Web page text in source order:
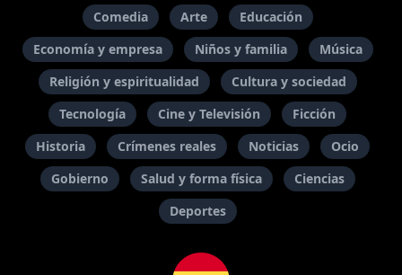
Comedia Arte
Educación
Economía y empresa
Niños y familia
Música
Religión y espiritualidad
Cultura y sociedad
Tecnología
Cine y Televisión
Ficción
Historia
Crímenes reales Noticias
Ocio
Gobierno
Salud y forma física
Ciencias
Deportes